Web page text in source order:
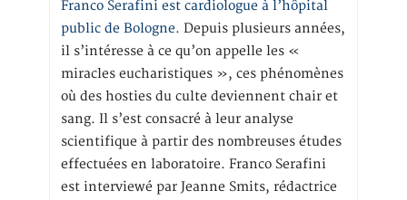
Franco Serafini est cardiologue à l’hôpital
public de Bologne. Depuis plusieurs années,
il s’intéresse à ce qu’on appelle les «
miracles eucharistiques », ces phénomènes
où des hosties du culte deviennent chair et
sang. Il s’est consacré à leur analyse
scientifique à partir des nombreuses études
effectuées en laboratoire. Franco Serafini
est interviewé par Jeanne Smits, rédactrice